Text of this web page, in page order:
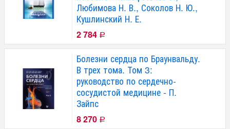
Любимова Н. В., Соколов Н. Ю.,
Кушлинский Н. Е.
2 784 Р
Болезни сердца по Браунвальду.
В трех тома. Том 3:
руководство по сердечно-
сосудистой медицине - П.
Зайпс
8 270 Р